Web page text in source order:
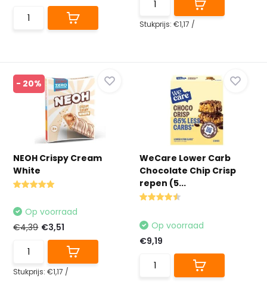
Stukprijs: €1,17 /
- 20%
NEOH Crispy Cream
White
Op voorraad
€4,39 €3,51
Stukprijs:€1,17 /
WeCare Lower Carb
Chocolate Chip Crisp
repen (5...
Op voorraad
€9,19